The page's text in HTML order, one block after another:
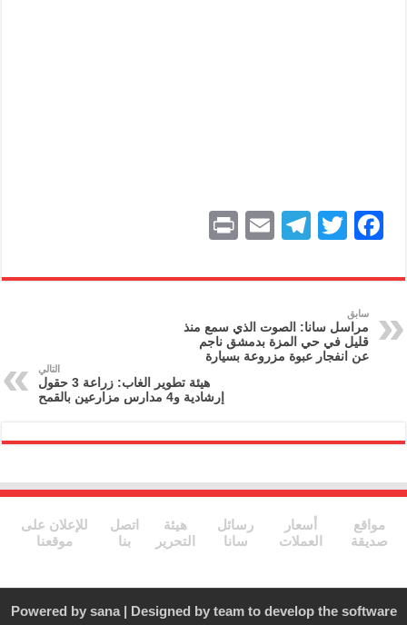
F
c
e
b
o
T
itt
er
T
e
gr
a
m
E
ai
nt
سابق
مراسل سانا: الصوت الذي سمع منذ
قليل في حي المزة بدمشق ناجم
عن انفجار عبوة مزروعة بسيارة
التالي
هيئة تطوير الغاب: زراعة 3 حقول
إرشادية و4 مدارس مزارعين بالقمح
مواقع
صديقة
أسعار
العملات
رسائل
سانا
هيئة
التحرير
اتصل
بنا
للإعلان على
موقعنا
Powered by sana| Designed by team to develop the software